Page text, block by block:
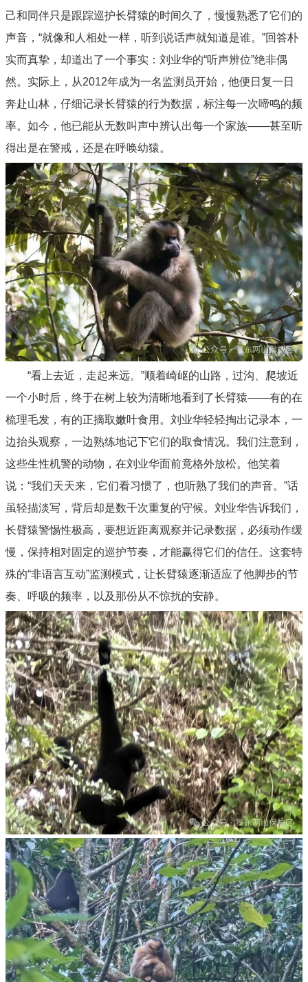
己和同伴只是跟踪巡护长臂猿的时间久了，慢慢熟悉了它们的
声音，“就像和人相处一样，听到说话声就知道是谁。”回答朴
实而真挚，却道出了一个事实：刘业华的“听声辨位”绝非偶
然。实际上，从2012年成为一名监测员开始，他便日复一日
奔赴山林，仔细记录长臂猿的行为数据，标注每一次啼鸣的频
率。如今，他已能从无数叫声中辨认出每一个家族——甚至听
得出是在警戒，还是在呼唤幼猿。
“看上去近，走起来远。”顺着崎岖的山路，过沟、爬坡近
一个小时后，终于在树上较为清晰地看到了长臂猿——有的在
梳理毛发，有的正摘取嫩叶食用。刘业华轻轻掏出记录本，一
边抬头观察，一边熟练地记下它们的取食情况。我们注意到，
这些生性机警的动物，在刘业华面前竟格外放松。他笑着
说：“我们天天来，它们看习惯了，也听熟了我们的声音。”话
虽轻描淡写，背后却是数千次重复的守候。刘业华告诉我们，
长臂猿警惕性极高，要想近距离观察并记录数据，必须动作缓
慢，保持相对固定的巡护节奏，才能赢得它们的信任。这套特
殊的“非语言互动”监测模式，让长臂猿逐渐适应了他脚步的节
奏、呼吸的频率，以及那份从不惊扰的安静。